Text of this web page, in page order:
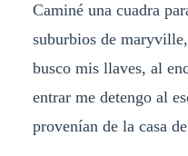
Caminé una cuadra
suburbios de
busco mis llaves, al
entrar me detengo al
provenían de la casa